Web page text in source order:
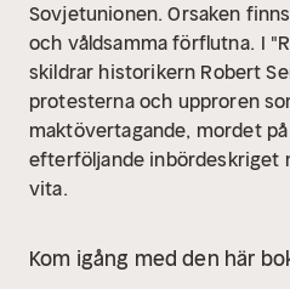
Sovjetunionen. Orsaken
och våldsamma förflutna. I
skildrar historikern Robert
protesterna och upproren
maktövertagande, mordet
efterföljande inbördeskriget
vita.
Kom igång med den här